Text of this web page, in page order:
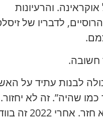
והרעיונות
לדבריו של
חשובה.
לבנות עתיד על
כמו שהיה”. זה לא
2014 זה כבר לא חזר.